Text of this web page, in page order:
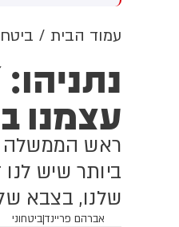
עמוד הבית
עצמנו
ראש הממשלה
ביותר שיש
שלנו, בצבא
אברהם פריינד|ביטחוני